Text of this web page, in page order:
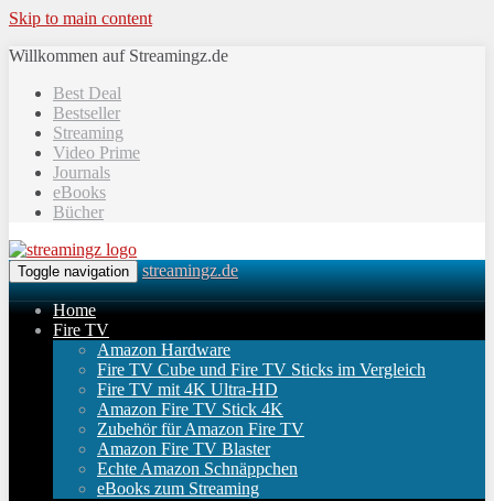
Skip to main content
Willkommen auf Streamingz.de
Best Deal
Bestseller
Streaming
Video Prime
Journals
eBooks
Bücher
Toggle navigation streamingz.de
Home
Fire TV
Amazon Hardware
Fire TV Cube und Fire TV Sticks im Vergleich
Fire TV mit 4K Ultra-HD
Amazon Fire TV Stick 4K
Zubehör für Amazon Fire TV
Amazon Fire TV Blaster
Echte Amazon Schnäppchen
eBooks zum Streaming